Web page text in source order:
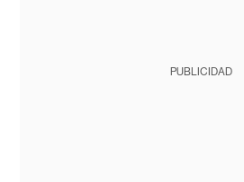
PUBLICIDAD